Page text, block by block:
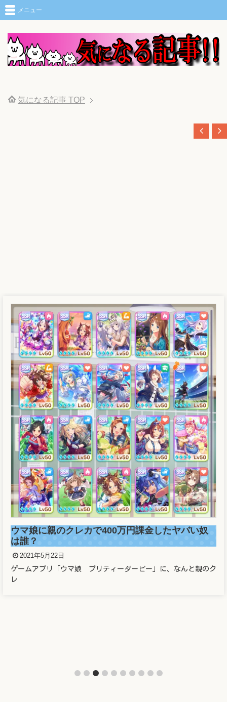
メニュー
気になる記事 TOP
ウマ娘に親のクレカで400万円課金したヤバい奴
は誰？
2021年5月22日
ゲームアプリ「ウマ娘 プリティーダービー」に、なんと親のク
レ